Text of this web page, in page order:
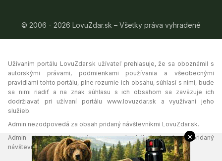
© 2006 - 2026 LovuZdar.sk – Všetky práva vyhradené
Užívaním portálu LovuZdar.sk užívateľ prehlasuje, že sa oboznámil s
autorskými právami, podmienkami používania a všeobecnými
pravidlami tohto portálu, plne rozumie ich obsahu, súhlasí s nimi, bude
sa nimi riadiť a na znak súhlasu s ich obsahom sa zaväzuje ich
dodržiavať pri užívaní portálu www.lovuzdar.sk a využívaní jeho
služieb.
Admin nezodpovedá za obsah pridaný návštevníkmi LovuZdar.sk.
Admin si vyhradzuje právo vymazať akýkoľvek obsah pridaný
návštevníkmi portálu, ak tak uzná za vhodné.
×